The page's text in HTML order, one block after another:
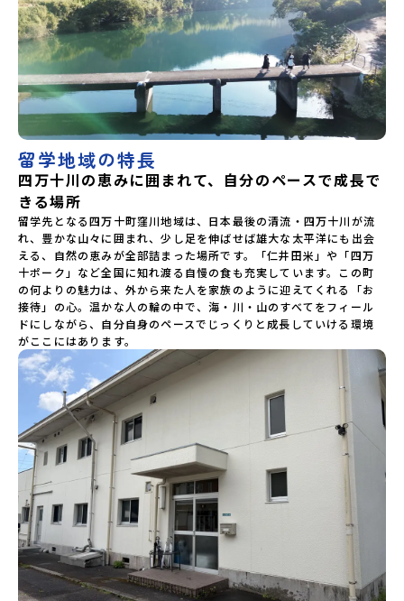
留学地域の特長
四万十川の恵みに囲まれて、自分のペースで成長で
きる場所
留学先となる四万十町窪川地域は、日本最後の清流・四万十川が流
れ、豊かな山々に囲まれ、少し足を伸ばせば雄大な太平洋にも出会
える、自然の恵みが全部詰まった場所です。「仁井田米」や「四万
十ポーク」など全国に知れ渡る自慢の食も充実しています。この町
の何よりの魅力は、外から来た人を家族のように迎えてくれる「お
接待」の心。温かな人の輪の中で、海・川・山のすべてをフィール
ドにしながら、自分自身のペースでじっくりと成長していける環境
がここにはあります。